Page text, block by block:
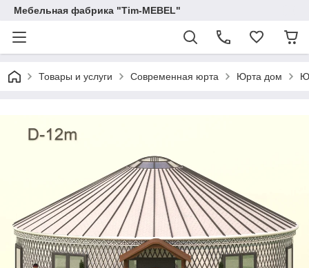
Мебельная фабрика "Tim-MEBEL"
Товары и услуги Современная юрта Юрта дом